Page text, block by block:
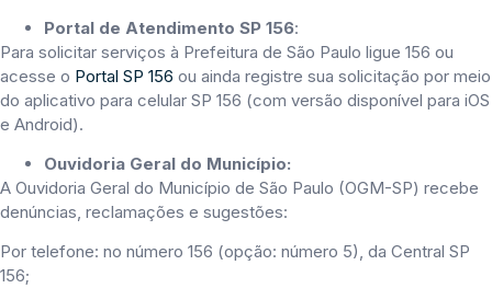
Portal de Atendimento SP 156:
Para solicitar serviços à Prefeitura de São Paulo ligue 156 ou
acesse o Portal SP 156 ou ainda registre sua solicitação por meio
do aplicativo para celular SP 156 (com versão disponível para iOS
e Android).
Ouvidoria Geral do Município:
A Ouvidoria Geral do Município de São Paulo (OGM-SP) recebe
denúncias, reclamações e sugestões:
Por telefone: no número 156 (opção: número 5), da Central SP
156;